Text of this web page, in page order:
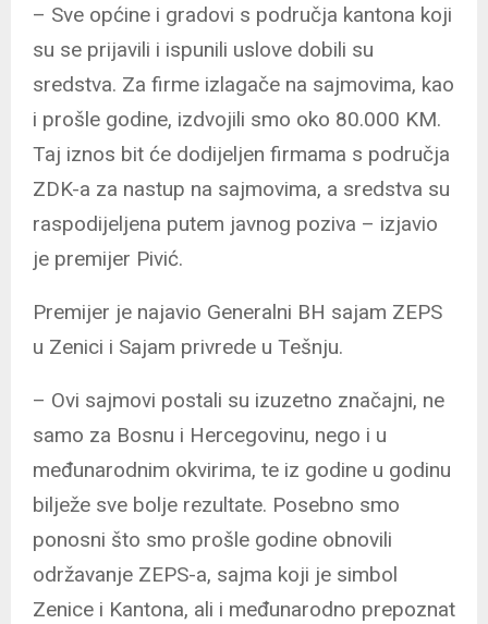
– Sve općine i gradovi s područja kantona koji
su se prijavili i ispunili uslove dobili su
sredstva. Za firme izlagače na sajmovima, kao
i prošle godine, izdvojili smo oko 80.000 KM.
Taj iznos bit će dodijeljen firmama s područja
ZDK-a za nastup na sajmovima, a sredstva su
raspodijeljena putem javnog poziva – izjavio
je premijer Pivić.
Premijer je najavio Generalni BH sajam ZEPS
u Zenici i Sajam privrede u Tešnju.
– Ovi sajmovi postali su izuzetno značajni, ne
samo za Bosnu i Hercegovinu, nego i u
međunarodnim okvirima, te iz godine u godinu
bilježe sve bolje rezultate. Posebno smo
ponosni što smo prošle godine obnovili
održavanje ZEPS-a, sajma koji je simbol
Zenice i Kantona, ali i međunarodno prepoznat